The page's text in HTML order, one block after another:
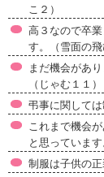
こ２）
高３なので卒
す。（雪面の飛
まだ機会があ
（じゃむ１１）
弔事に関して
これまで機会
と思っていま
制服は子供の